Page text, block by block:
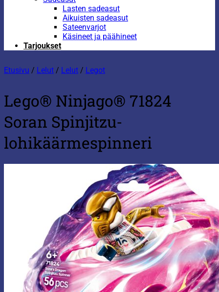
Lasten sadeasut
Aikuisten sadeasut
Sateenvarjot
Käsineet ja päähineet
Tarjoukset
Etusivu / Lelut / Lelut / Legot
Lego® Ninjago® 71824
Soran Spinjitzu-
lohikäärmespinneri